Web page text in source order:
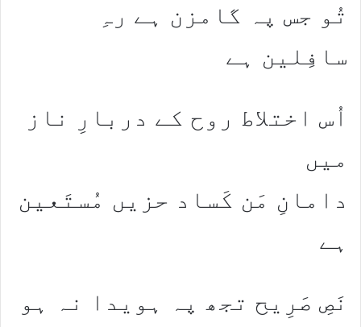
تُو جس پہ گامزن ہے رہِ
سافِلین ہے
اُس اختلاط روح کے دربارِ ناز
میں
دامانِ مَن کَساد حزیں مُستَعین
ہے
نَصِ صَرِیح تجھ پہ ہویدا نہ ہو